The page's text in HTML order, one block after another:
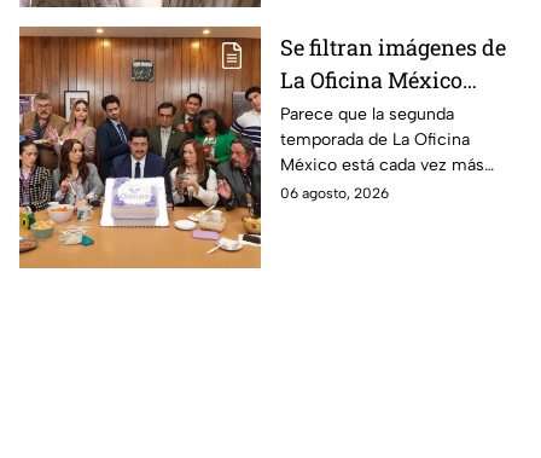
Se filtran imágenes de
La Oficina México
temporada 2 y un
detalle desata teorías
entre los fans
Parece que la segunda
temporada de La Oficina
México está cada vez más
cerca, pues el elenco ya se
06 agosto, 2026